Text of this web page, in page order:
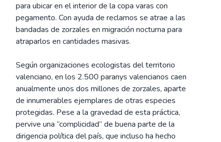
para ubicar en el interior de la copa varas con
pegamento. Con ayuda de reclamos se atrae a las
bandadas de zorzales en migración nocturna para
atraparlos en cantidades masivas.
Según organizaciones ecologistas del territorio
valenciano, en los 2.500 paranys valencianos caen
anualmente unos dos millones de zorzales, aparte
de innumerables ejemplares de otras especies
protegidas. Pese a la gravedad de esta práctica,
pervive una “complicidad” de buena parte de la
dirigencia política del país, que incluso ha hecho